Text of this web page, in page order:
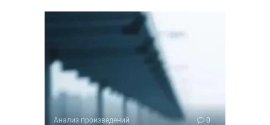
Анализ произведений 0